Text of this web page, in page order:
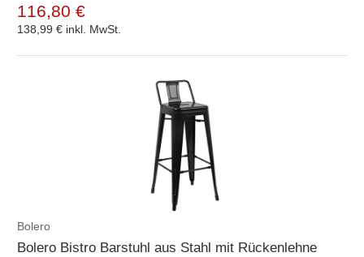
116,80 €
138,99 € inkl. MwSt.
Bolero
Bolero Bistro Barstuhl aus Stahl mit Rückenlehne